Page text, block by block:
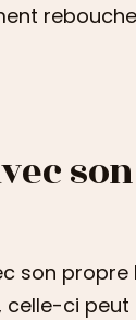
son
son propre
celle-ci